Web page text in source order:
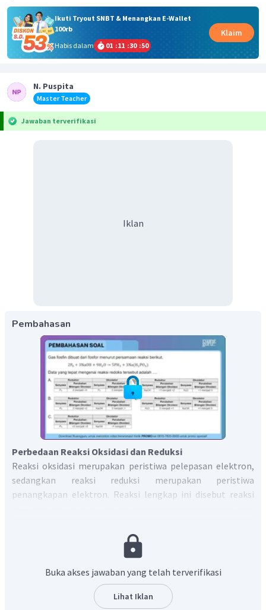
Ikuti Tryout SNBT & Menangkan E-Wallet
100rb
Habis dalam
01 :11 :30 :50
Klaim
N. Puspita
Master Teacher
Jawaban terverifikasi
Iklan
Pembahasan
Perbedaan Reaksi Oksidasi dan Reduksi
Reaksi oksidasi merupakan peristiwa pelepasan elektron,
sedangkan reaksi reduksi merupakan peristiwa
penangkapan elektron. Reaksi lengkap ini disebut reaksi
mengalami reduksi atau disebut oksidator.
suatu atom yang berikatan dengan perbedaan
keelektronegatifan. Jika dua atom berikatan, maka atom
Buka akses jawaban yang telah terverifikasi
Lihat Iklan